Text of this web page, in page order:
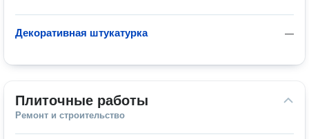
—
Декоративная штукатурка
Плиточные работы
Ремонт и строительство